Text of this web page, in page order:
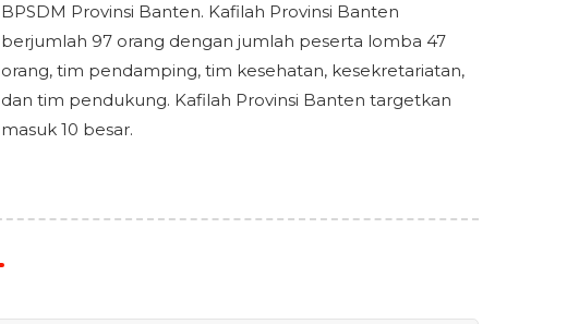
BPSDM Provinsi Banten. Kafilah Provinsi Banten
berjumlah 97 orang dengan jumlah peserta lomba 47
orang, tim pendamping, tim kesehatan, kesekretariatan,
dan tim pendukung. Kafilah Provinsi Banten targetkan
masuk 10 besar.